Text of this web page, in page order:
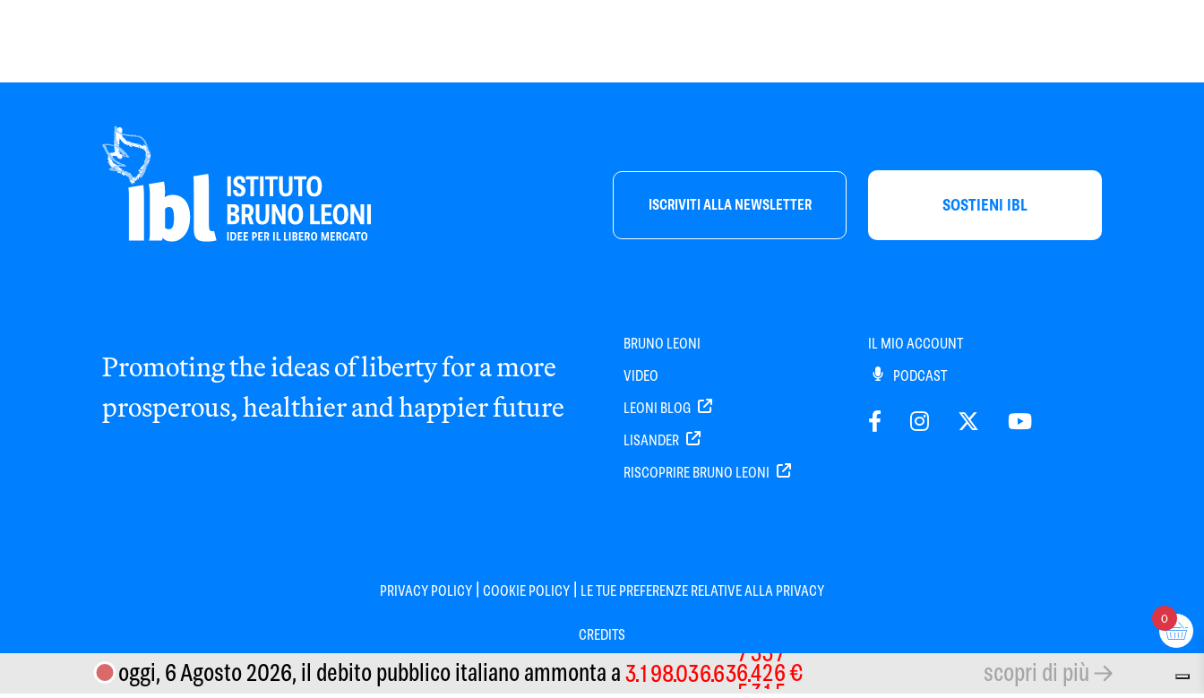
ISCRIVITI ALLA NEWSLETTER SOSTIENI IBL
Promoting the ideas of liberty for a more
prosperous, healthier and happier future
BRUNO LEONI
VIDEO
LEONI BLOG
LISANDER
RISCOPRIRE BRUNO LEONI
IL MIO ACCOUNT
PODCAST
PRIVACY POLICY | COOKIE POLICY | LE TUE PREFERENZE RELATIVE ALLA PRIVACY
CREDITS
oggi, 6 Agosto 2026,il debito pubblico italianoammonta a3198036637537€ scopri di più
0